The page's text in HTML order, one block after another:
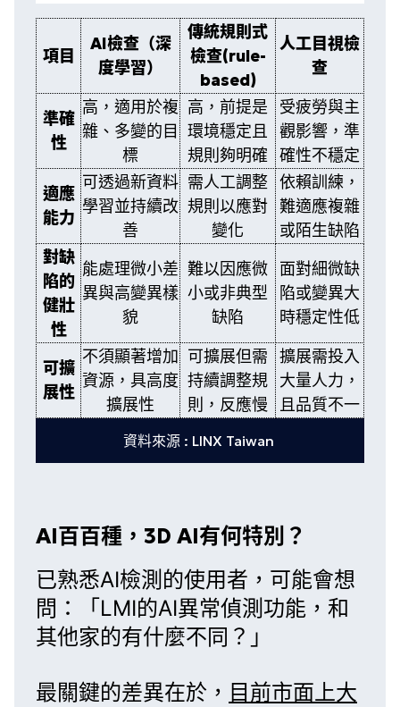
項目
AI檢查（深
度學習）
傳統規則式
檢查(rule-
based)
人工目視檢
查
準確
性
高，適用於複
雜、多變的目
標
高，前提是
環境穩定且
規則夠明確
受疲勞與主
觀影響，準
確性不穩定
適應
能力
可透過新資料
學習並持續改
善
需人工調整
規則以應對
變化
依賴訓練，
難適應複雜
或陌生缺陷
對缺
陷的
健壯
性
能處理微小差
異與高變異樣
貌
難以因應微
小或非典型
缺陷
面對細微缺
陷或變異大
時穩定性低
可擴
展性
不須顯著增加
資源，具高度
擴展性
可擴展但需
持續調整規
則，反應慢
擴展需投入
大量人力，
且品質不一
資料來源 : LINX Taiwan
AI百百種，3D AI有何特別？
已熟悉AI檢測的使用者，可能會想
問：「LMI的AI異常偵測功能 ，和
其他家的有什麼不同？」
最關鍵的差異在於， 目前市面上大